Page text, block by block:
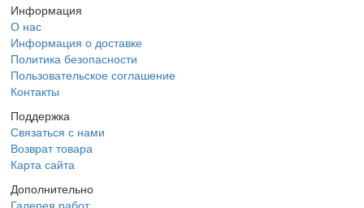
Информация
О нас
Информация о доставке
Политика безопасности
Пользовательское соглашение
Контакты
Поддержка
Связаться с нами
Возврат товара
Карта сайта
Дополнительно
Галерея работ